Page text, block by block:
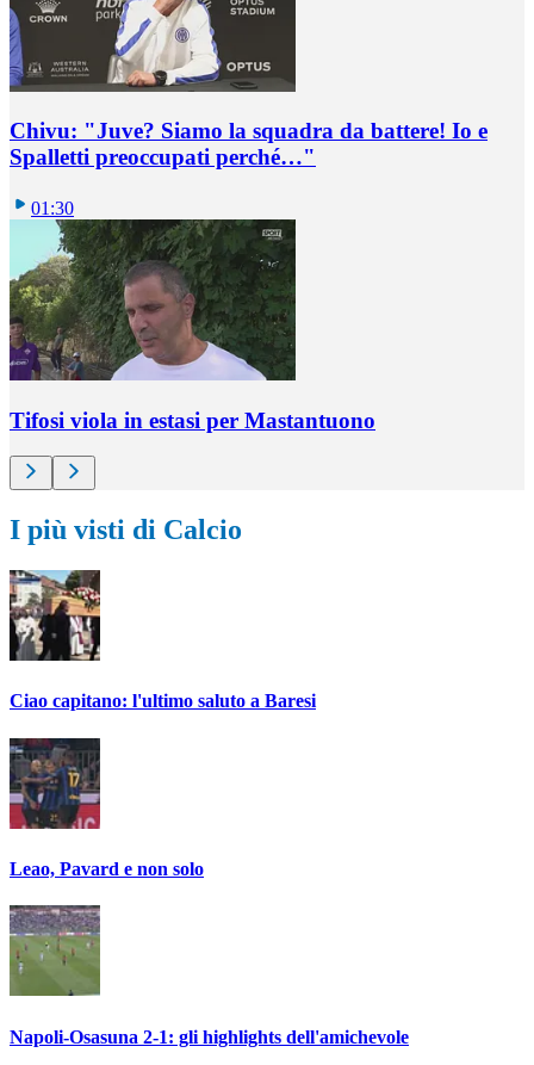
Chivu: "Juve? Siamo la squadra da battere! Io e
Spalletti preoccupati perché…"
01:30
Tifosi viola in estasi per Mastantuono
I più visti di Calcio
Ciao capitano: l'ultimo saluto a Baresi
Leao, Pavard e non solo
Napoli-Osasuna 2-1: gli highlights dell'amichevole